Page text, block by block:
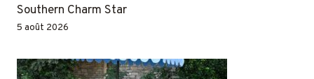
Southern Charm Star
5 août 2026